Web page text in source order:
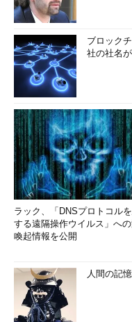
ブロック
社の社名
ラック、「DNSプロトコル
する遠隔操作ウイルス」へ
喚起情報を公開
人間の記